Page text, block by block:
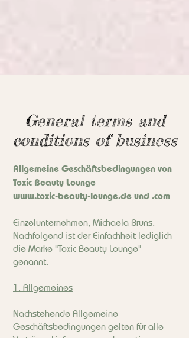
General terms and
conditions of business
Allgemeine Geschäftsbedingungen von
Toxic Beauty Lounge
www.toxic-beauty-lounge.de und .com
Einzelunternehmen, Michaela Bruns.
Nachfolgend ist der Einfachheit lediglich
die Marke "Toxic Beauty Lounge"
genannt.
1. Allgemeines
Nachstehende Allgemeine
Geschäftsbedingungen gelten für alle